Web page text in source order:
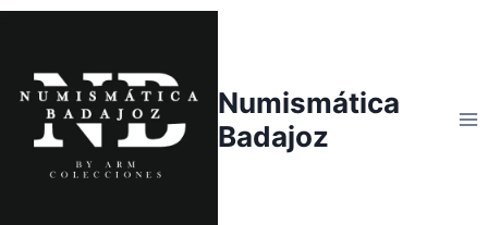
Saltar
contenido
Numismática
Badajoz